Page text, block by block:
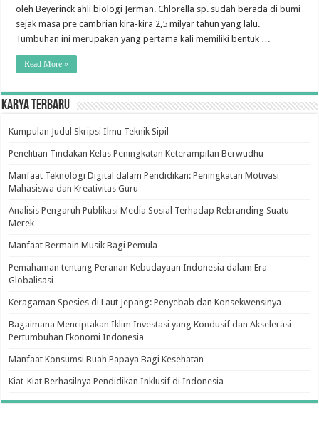
oleh Beyerinck ahli biologi Jerman. Chlorella sp. sudah berada di bumi
sejak masa pre cambrian kira-kira 2,5 milyar tahun yang lalu.
Tumbuhan ini merupakan yang pertama kali memiliki bentuk …
Read More »
Karya Terbaru
Kumpulan Judul Skripsi Ilmu Teknik Sipil
Penelitian Tindakan Kelas Peningkatan Keterampilan Berwudhu
Manfaat Teknologi Digital dalam Pendidikan: Peningkatan Motivasi
Mahasiswa dan Kreativitas Guru
Analisis Pengaruh Publikasi Media Sosial Terhadap Rebranding Suatu
Merek
Manfaat Bermain Musik Bagi Pemula
Pemahaman tentang Peranan Kebudayaan Indonesia dalam Era
Globalisasi
Keragaman Spesies di Laut Jepang: Penyebab dan Konsekwensinya
Bagaimana Menciptakan Iklim Investasi yang Kondusif dan Akselerasi
Pertumbuhan Ekonomi Indonesia
Manfaat Konsumsi Buah Papaya Bagi Kesehatan
Kiat-Kiat Berhasilnya Pendidikan Inklusif di Indonesia